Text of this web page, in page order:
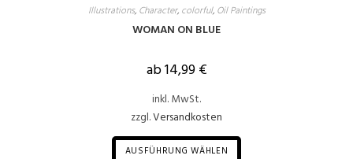
Illustrations, Character, colorful, Oil Paintings
WOMAN ON BLUE
ab14,99€
inkl. MwSt.
zzgl.Versandkosten
AUSFÜHRUNG WÄHLEN